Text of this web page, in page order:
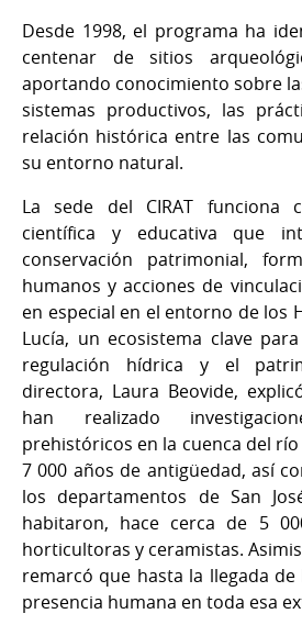
Desde 1998, el programa ha
centenar de sitios
aportando conocimiento sobre
sistemas productivos, las
relación histórica entre las
su entorno natural.
La sede del CIRAT funciona
científica y educativa que
conservación patrimonial,
humanos y acciones de
en especial en el entorno de los
Lucía, un ecosistema clave
regulación hídrica y el
directora, Laura Beovide,
han realizado
prehistóricos en la cuenca del
7 000 años de antigüedad, así
los departamentos de San
habitaron, hace cerca de 5
horticultoras y ceramistas.
remarcó que hasta la llegada
presencia humana en toda esa